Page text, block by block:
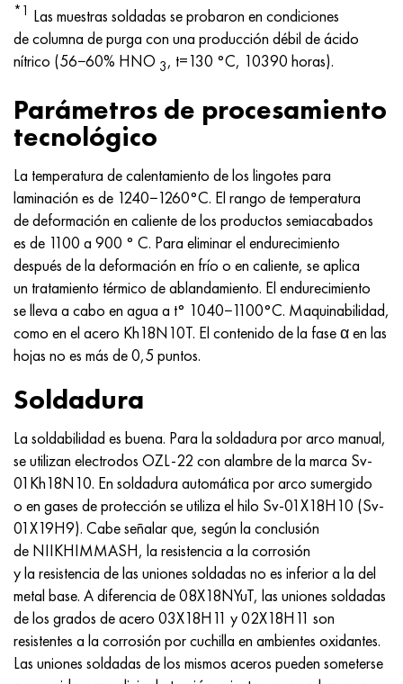
*1 Las muestras soldadas se probaron en condiciones
de columna de purga con una producción débil de ácido
nítrico (56−60% HNO 3, t=130 °C, 10390 horas).
Parámetros de procesamiento
tecnológico
La temperatura de calentamiento de los lingotes para
laminación es de 1240−1260°C. El rango de temperatura
de deformación en caliente de los productos semiacabados
es de 1100 a 900 ° C. Para eliminar el endurecimiento
después de la deformación en frío o en caliente, se aplica
un tratamiento térmico de ablandamiento. El endurecimiento
se lleva a cabo en agua a t° 1040−1100°C. Maquinabilidad,
como en el acero Kh18N10T. El contenido de la fase α en las
hojas no es más de 0,5 puntos.
Soldadura
La soldabilidad es buena. Para la soldadura por arco manual,
se utilizan electrodos OZL-22 con alambre de la marca Sv-
01Kh18N10. En soldadura automática por arco sumergido
o en gases de protección se utiliza el hilo Sv-01X18H10 (Sv-
01X19H9). Cabe señalar que, según la conclusión
de NIIKHIMMASH, la resistencia a la corrosión
y la resistencia de las uniones soldadas no es inferior a la del
metal base. A diferencia de 08X18NYuT, las uniones soldadas
de los grados de acero 03X18H11 y 02X18H11 son
resistentes a la corrosión por cuchilla en ambientes oxidantes.
Las uniones soldadas de los mismos aceros pueden someterse